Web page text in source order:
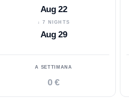
Aug 22
↓ 7 NIGHTS
Aug 29
A SETTIMANA
0 €